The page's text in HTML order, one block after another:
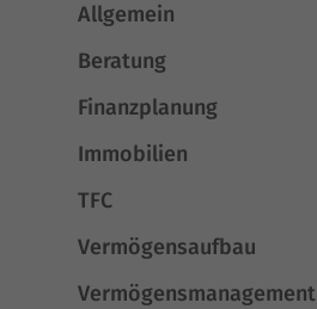
Allgemein
Beratung
Finanzplanung
Immobilien
TFC
Vermögensaufbau
Vermögensmanagement